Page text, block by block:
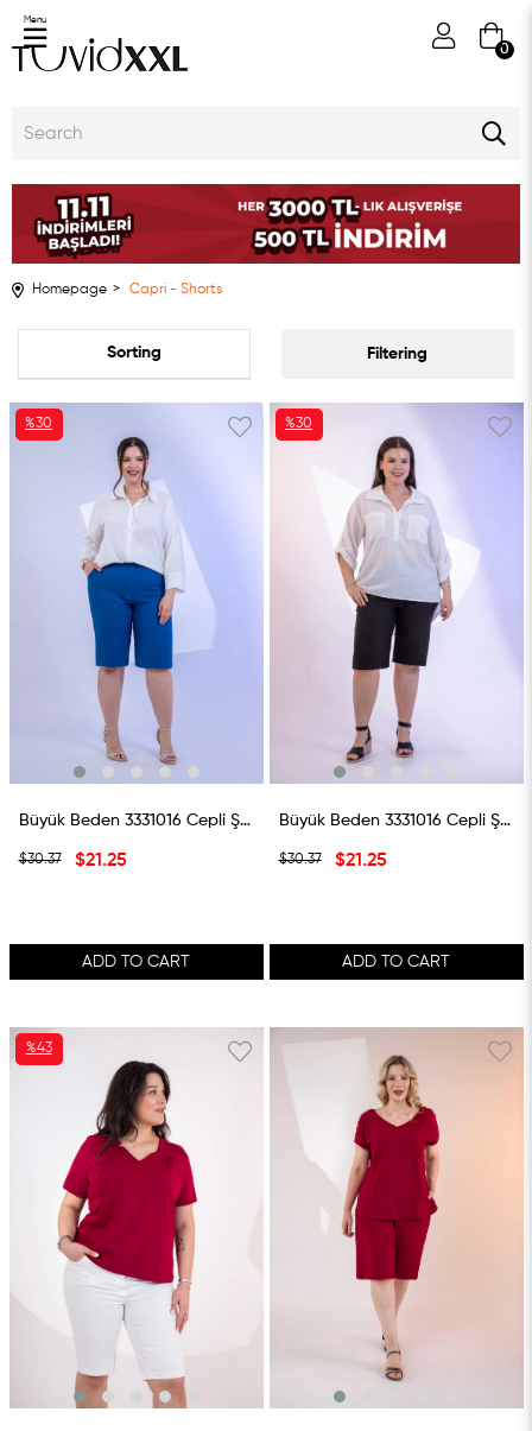
0
Menu
Homepage Capri - Shorts
Filtering
Sort
Büyük Beden 3331016 Cepli Şort Indigo
$21.25
$30.37
ADD TO CART
%30
Büyük Beden 3331016 Cepli Şort Siyah
$21.25
$30.37
ADD TO CART
%30
%43